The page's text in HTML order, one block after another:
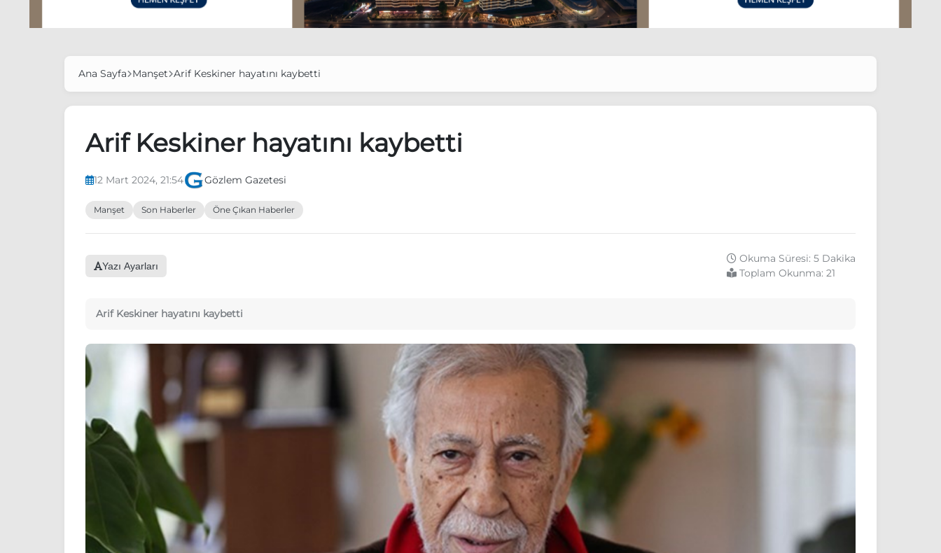
Ana Sayfa Manşet Arif Keskiner hayatını kaybetti
Arif Keskiner hayatını kaybetti
12 Mart 2024, 21:54 Gözlem Gazetesi
Manşet Son Haberler Öne Çıkan Haberler
Yazı Ayarları
Okuma Süresi: 5 Dakika
Toplam Okunma: 21
Arif Keskiner hayatını kaybetti